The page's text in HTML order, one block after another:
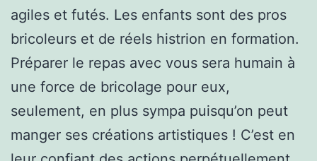
agiles et futés. Les enfants sont des pros
bricoleurs et de réels histrion en formation.
Préparer le repas avec vous sera humain à
une force de bricolage pour eux,
seulement, en plus sympa puisqu’on peut
manger ses créations artistiques ! C’est en